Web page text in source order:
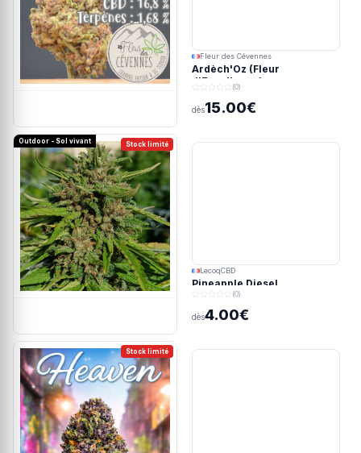
Fleur des Cévennes
Ardèch'Oz (Fleur
d'Excellence)
(0)
dès15.00€
Stock limité
Outdoor - Sol vivant
LecoqCBD
Pineapple Diesel
(0)
dès4.00€
Stock limité